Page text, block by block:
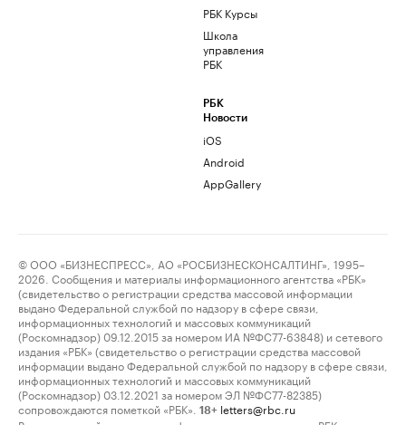
РБК Курсы
Школа
управления
РБК
РБК
Новости
iOS
Android
AppGallery
© ООО «БИЗНЕСПРЕСС», АО «РОСБИЗНЕСКОНСАЛТИНГ», 1995–
2026. Сообщения и материалы информационного агентства «РБК»
(свидетельство о регистрации средства массовой информации
выдано Федеральной службой по надзору в сфере связи,
информационных технологий и массовых коммуникаций
(Роскомнадзор) 09.12.2015 за номером ИА №ФС77-63848) и сетевого
издания «РБК» (свидетельство о регистрации средства массовой
информации выдано Федеральной службой по надзору в сфере связи,
информационных технологий и массовых коммуникаций
(Роскомнадзор) 03.12.2021 за номером ЭЛ №ФС77-82385)
сопровождаются пометкой «РБК».
18+ letters@rbc.ru